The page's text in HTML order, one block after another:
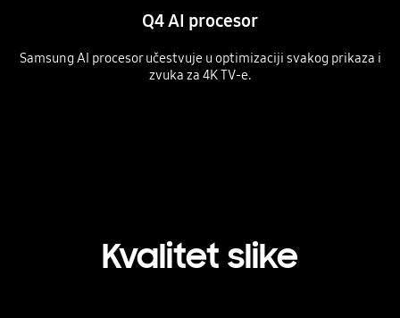
Q4 AI procesor
Samsung AI procesor učestvuje u optimizaciji svakog prikaza i
zvuka za 4K TV-e.
Kvalitet slike